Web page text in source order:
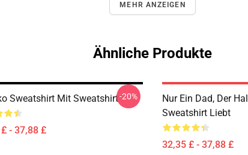
MEHR ANZEIGEN
Ähnliche Produkte
Sweatshirt Mit Sweatshirt
- 37,88 £
-20%
Nur Ein Dad, Der
Sweatshirt Liebt
32,35 £ - 37,88 £